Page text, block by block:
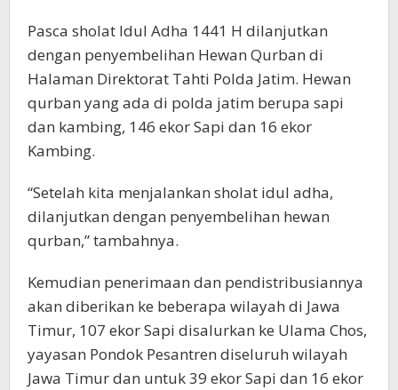
Pasca sholat Idul Adha 1441 H dilanjutkan
dengan penyembelihan Hewan Qurban di
Halaman Direktorat Tahti Polda Jatim. Hewan
qurban yang ada di polda jatim berupa sapi
dan kambing, 146 ekor Sapi dan 16 ekor
Kambing.
“Setelah kita menjalankan sholat idul adha,
dilanjutkan dengan penyembelihan hewan
qurban,” tambahnya.
Kemudian penerimaan dan pendistribusiannya
akan diberikan ke beberapa wilayah di Jawa
Timur, 107 ekor Sapi disalurkan ke Ulama Chos,
yayasan Pondok Pesantren diseluruh wilayah
Jawa Timur dan untuk 39 ekor Sapi dan 16 ekor